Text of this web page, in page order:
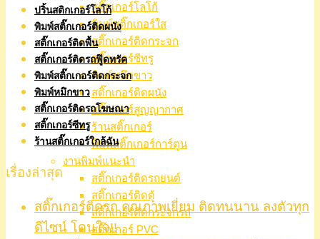
สติ๊กเกอร์โลโก้
พิมพ์สติ๊กเกอร์ใส
สติ๊กเกอร์ติดกระจก
สติ๊กเกอร์ซีทรู
พิมพ์หมึกขาว
สติ๊กเกอร์ติดผนัง
สติ๊กเกอร์สูญญากาศ
ร้านสติ๊กเกอร์
พิมพ์สติ๊กเกอร์การ์ตูน
งานพิมพ์แนะนำ
สติ๊กเกอร์ติดรถยนต์
สติ๊กเกอร์ติดตู้
สติ๊กเกอร์ติดกระจกรถ
สติ๊กเกอร์ PVC
ปริ้นสติกเกอร์โลโก้
พิมพ์สติ๊กเกอร์ติดผนัง
สติ๊กเกอร์ติดพื้น
สติ๊กเกอร์ติดรถฟู๊ดทรัค
พิมพ์สติ๊กเกอร์ติดกระจก
พิมพ์หมึกขาว
สติ๊กเกอร์ติดรถโฆษณา
สติ๊กเกอร์ซีทรู
ร้านสติ๊กเกอร์ใกล้ฉัน
เรื่องล่าสุด
สติ๊กเกอร์ติดรถ คุณภาพเยี่ยม ติดทนนาน ลงตัวทุก
ดีไซน์ โดนใจ!!